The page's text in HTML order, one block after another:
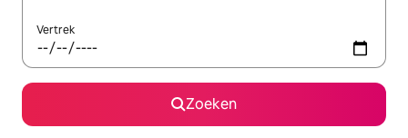
Vertrek
Zoeken